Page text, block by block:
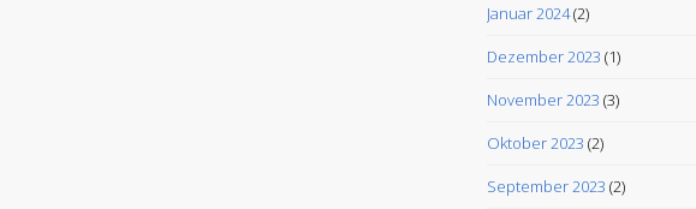
Januar 2024(2)
Dezember 2023 (1)
November 2023 (3)
Oktober 2023 (2)
September 2023 (2)